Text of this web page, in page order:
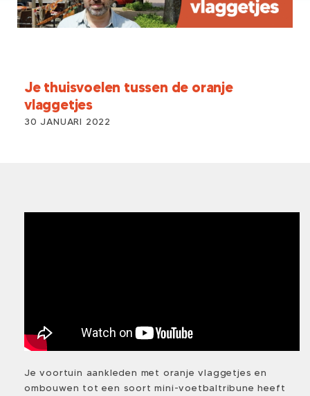
Je thuisvoelen tussen de oranje
vlaggetjes
30 JANUARI 2022
Je voortuin aankleden met oranje vlaggetjes en
ombouwen tot een soort mini-voetbaltribune heeft